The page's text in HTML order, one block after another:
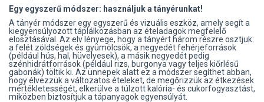
Egy egyszerű módszer: használjuk a tányérunkat!
A tányér módszer egy egyszerű és vizuális eszköz, amely segít a
kiegyensúlyozott táplálkozásban az ételadagok megfelelő
elosztásával. Az elv lényege, hogy a tányért három részre osztjuk:
a felét zöldségek és gyümölcsök, a negyedét fehérjeforrások
(például hús, hal, hüvelyesek), a másik negyedét pedig
szénhidrátforrások (például rizs, burgonya vagy teljes kiőrlésű
gabonák) töltik ki. Az ünnepek alatt ez a módszer segíthet abban,
hogy élvezzük a változatos ételeket, de megőrizzük az étkezések
mértékletességét, elkerülve a túlzott kalória- és cukorfogyasztást,
miközben biztosítjuk a tápanyagok egyensúlyát.